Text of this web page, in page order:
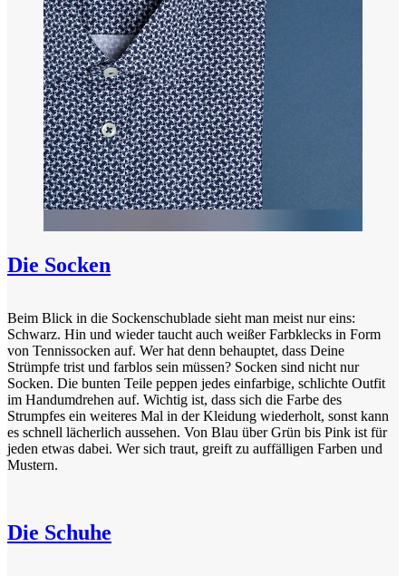
Die Socken
Beim Blick in die Sockenschublade sieht man meist nur eins:
Schwarz. Hin und wieder taucht auch weißer Farbklecks in Form
von Tennissocken auf. Wer hat denn behauptet, dass Deine
Strümpfe trist und farblos sein müssen? Socken sind nicht nur
Socken. Die bunten Teile peppen jedes einfarbige, schlichte Outfit
im Handumdrehen auf. Wichtig ist, dass sich die Farbe des
Strumpfes ein weiteres Mal in der Kleidung wiederholt, sonst kann
es schnell lächerlich aussehen. Von Blau über Grün bis Pink ist für
jeden etwas dabei. Wer sich traut, greift zu auffälligen Farben und
Mustern.
Die Schuhe